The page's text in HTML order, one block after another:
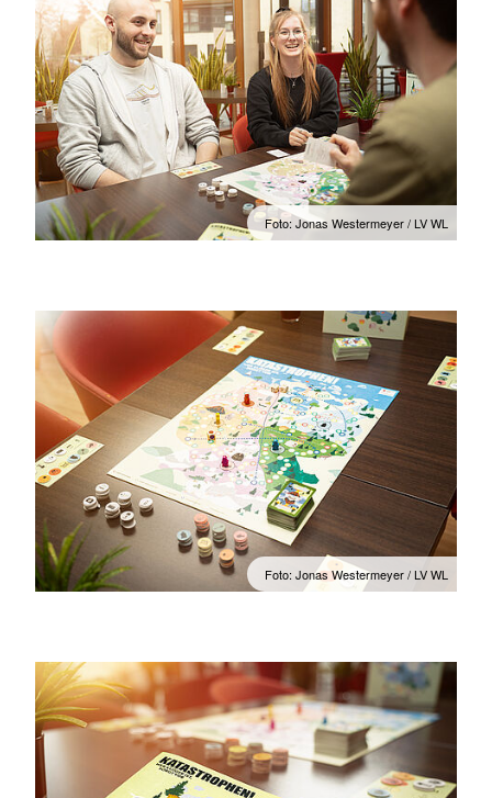
Foto: Jonas Westermeyer / LV WL
Foto: Jonas Westermeyer / LV WL